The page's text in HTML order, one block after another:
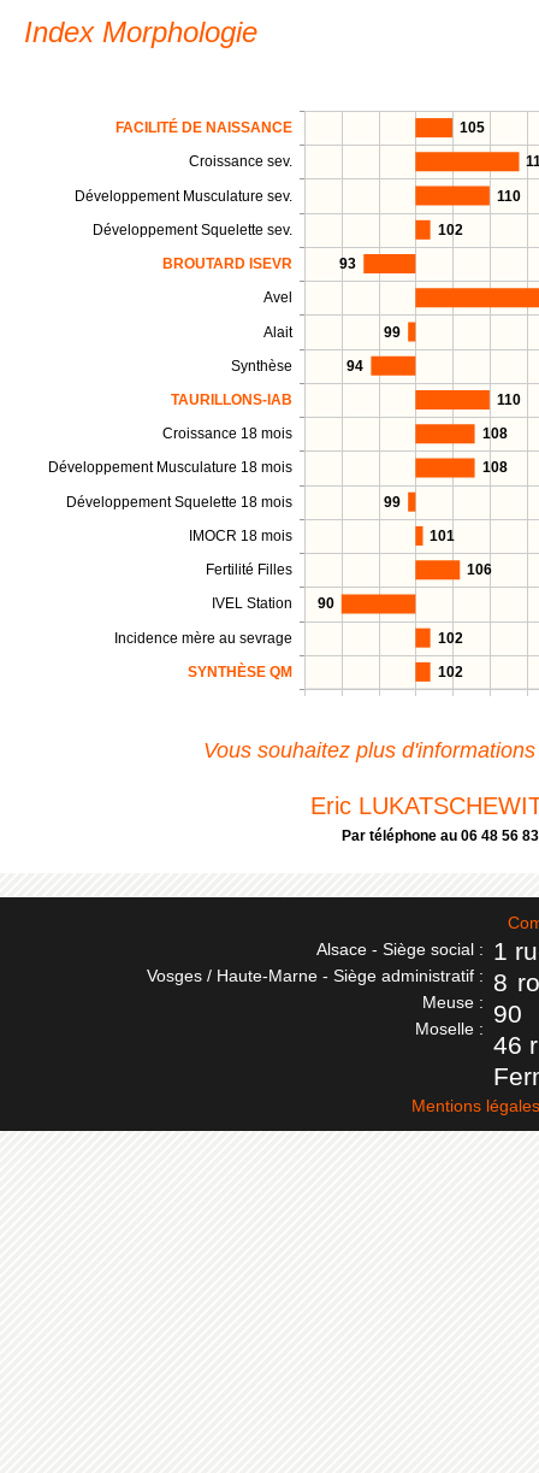
Index Morphologie
SYNTHÈSE QM
Incidence mère au sevrage
IVEL Station
Fertilité Filles
IMOCR 18 mois
Développement Squelette 18 mois
Développement Musculature 18 mois
Croissance 18 mois
TAURILLONS-IAB
Synthèse
Alait
Avel
BROUTARD ISEVR
Développement Squelette sev.
Développement Musculature sev.
Croissance sev.
FACILITÉ DE NAISSANCE 105
110
102
93
99
94
110
108
108
99
101
106
90
102
102
Vous souhaitez plus
Eric
Par téléphone au 06 48 56
Alsace - Siège social :
Vosges / Haute-Marne - Siège administratif :
Meuse :
Moselle :
1
8
90
46
Mentions légales